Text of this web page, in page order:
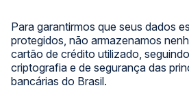
Para garantirmos que seus dados
protegidos, não armazenamos
cartão de crédito utilizado,
criptografia e de segurança das
bancárias do Brasil.